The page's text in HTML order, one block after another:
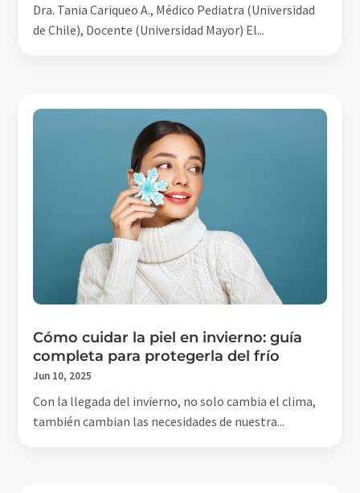
Dra. Tania Cariqueo A., Médico Pediatra (Universidad
de Chile), Docente (Universidad Mayor) El...
Cómo cuidar la piel en invierno: guía
completa para protegerla del frío
Jun 10, 2025
Con la llegada del invierno, no solo cambia el clima,
también cambian las necesidades de nuestra...